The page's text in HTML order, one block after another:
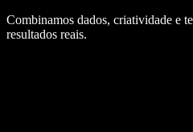
Combinamos dados, criatividade e
resultados reais.